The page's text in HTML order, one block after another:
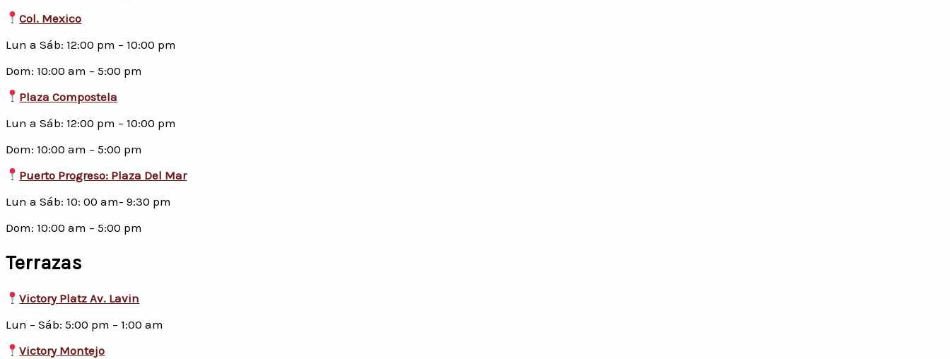
Col. Mexico
Lun a Sáb: 12:00 pm – 10:00 pm
Dom: 10:00 am – 5:00 pm
Plaza Compostela
Lun a Sáb: 12:00 pm – 10:00 pm
Dom: 10:00 am – 5:00 pm
Puerto Progreso: Plaza Del Mar
Lun a Sáb: 10: 00 am- 9:30 pm
Dom: 10:00 am – 5:00 pm
Terrazas
Victory Platz Av. Lavin
Lun – Sáb: 5:00 pm – 1:00 am
Victory Montejo